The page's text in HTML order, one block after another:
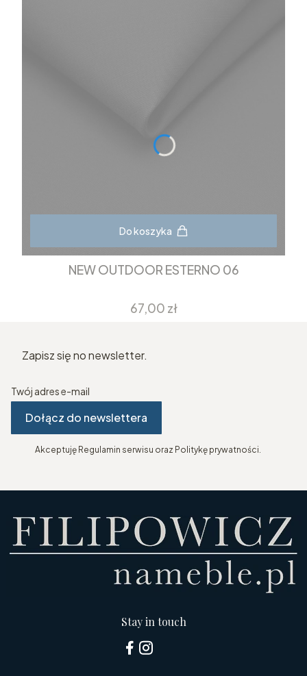
Do koszyka
NEW OUTDOOR ESTERNO 06
Cena
67,00 zł
Zapisz się no newsletter.
Twój adres e-mail
Dołącz do newslettera
Akceptuję Regulamin serwisu oraz Politykę prywatności.
Stay in touch